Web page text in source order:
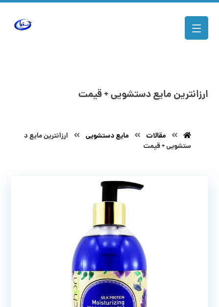
ارزانترین مایع دستشویی + قیمت
مقالات مایع دستشویی
ارزانترین مایع د
ستشویی + قیمت